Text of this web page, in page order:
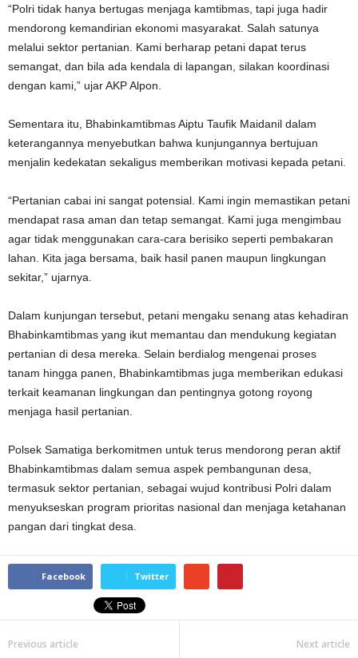
“Polri tidak hanya bertugas menjaga kamtibmas, tapi juga hadir
mendorong kemandirian ekonomi masyarakat. Salah satunya
melalui sektor pertanian. Kami berharap petani dapat terus
semangat, dan bila ada kendala di lapangan, silakan koordinasi
dengan kami,” ujar AKP Alpon.
Sementara itu, Bhabinkamtibmas Aiptu Taufik Maidanil dalam
keterangannya menyebutkan bahwa kunjungannya bertujuan
menjalin kedekatan sekaligus memberikan motivasi kepada petani.
“Pertanian cabai ini sangat potensial. Kami ingin memastikan petani
mendapat rasa aman dan tetap semangat. Kami juga mengimbau
agar tidak menggunakan cara-cara berisiko seperti pembakaran
lahan. Kita jaga bersama, baik hasil panen maupun lingkungan
sekitar,” ujarnya.
Dalam kunjungan tersebut, petani mengaku senang atas kehadiran
Bhabinkamtibmas yang ikut memantau dan mendukung kegiatan
pertanian di desa mereka. Selain berdialog mengenai proses
tanam hingga panen, Bhabinkamtibmas juga memberikan edukasi
terkait keamanan lingkungan dan pentingnya gotong royong
menjaga hasil pertanian.
Polsek Samatiga berkomitmen untuk terus mendorong peran aktif
Bhabinkamtibmas dalam semua aspek pembangunan desa,
termasuk sektor pertanian, sebagai wujud kontribusi Polri dalam
menyukseskan program prioritas nasional dan menjaga ketahanan
pangan dari tingkat desa.
Facebook Twitter
Previous article Next article